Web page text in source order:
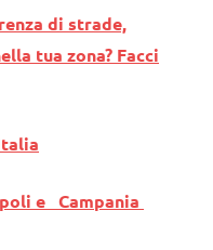
di strade,
tua zona? Facci
e Campania